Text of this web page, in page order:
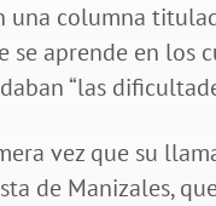
columna
se aprende en
“las
vez que su
de Manizales,